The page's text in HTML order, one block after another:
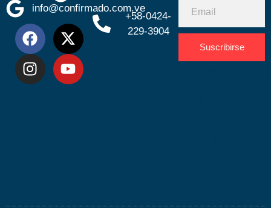
info@confirmado.com.ve
+58-0424-
229-3904
Suscribirse